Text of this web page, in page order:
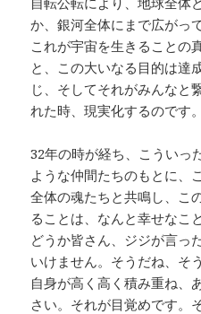
か、銀河全体にまで広がっ
これが宇宙を生きることの
と、この大いなる目的は達
じ、そしてそれがみんなと
れた時、現実化するのです。
32年の時が経ち、こういっ
ような仲間たちのもとに、
全体の魂たちと共鳴し、こ
ることは、なんと幸せなこ
どうか皆さん、ジジが言っ
いけません。そうだね、そ
自身が高く高く積み重ね、
さい。それが目覚めです。